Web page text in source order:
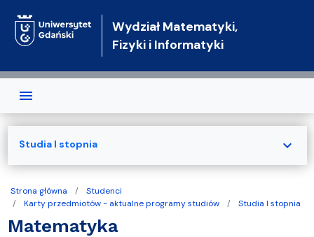
Wydział Matematyki,
Fizyki i Informatyki
Strona główna
Studenci
Karty przedmiotów - aktualne programy studiów
Studia I stopnia
Matematyka
Studia I stopnia expand_more